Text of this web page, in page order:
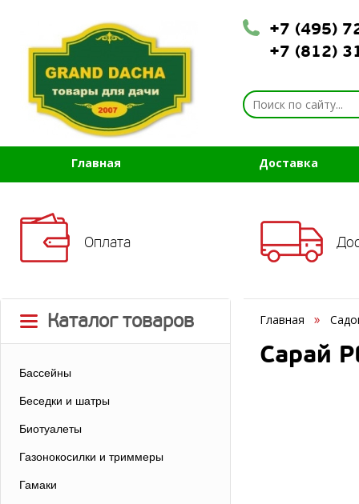
+7 (495)
+7 (812)
Главная Доставка
Оплата
Каталог товаров
Бассейны
Беседки и шатры
Биотуалеты
Газонокосилки и триммеры
Гамаки
Главная
Сарай